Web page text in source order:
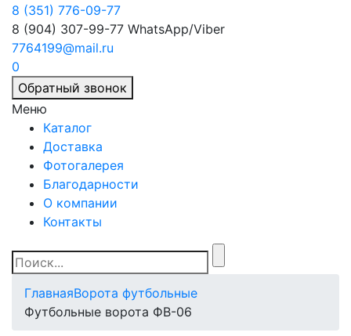
8 (351) 776-09-77
8 (904) 307-99-77 WhatsApp/Viber
7764199@mail.ru
0
Обратный звонок
Меню
Каталог
Доставка
Фотогалерея
Благодарности
О компании
Контакты
ГлавнаяВорота футбольные
Футбольные ворота ФВ-06